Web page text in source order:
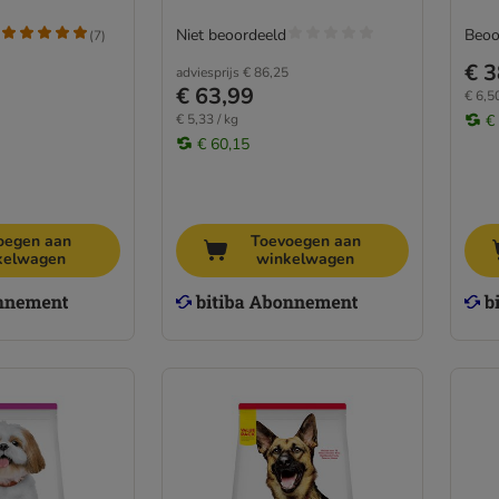
(7)
aan
adviesprijs € 86,25
€ 63,99
€ 5,33 / kg
€ 60,15
Niet beoordeeld
Toevoegen aan
winkelwagen
€
€
€